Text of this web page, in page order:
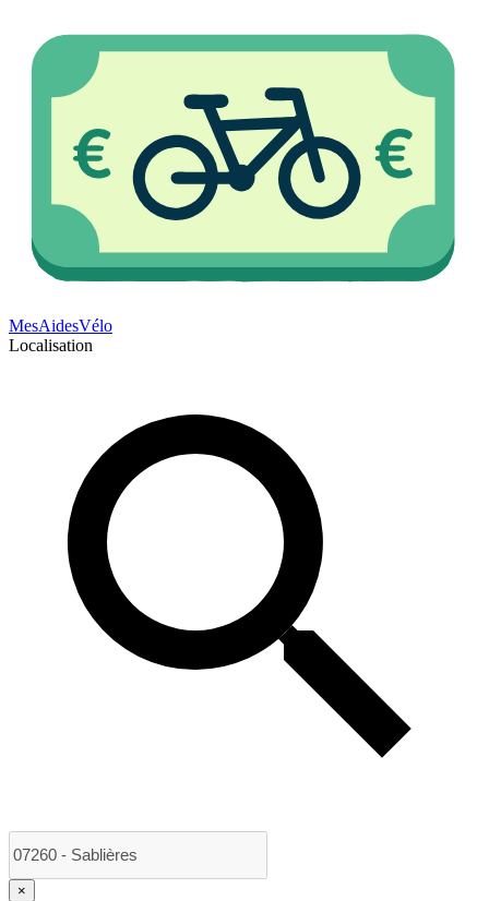
MesAidesVélo
Localisation
×